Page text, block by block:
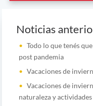
Noticias
Todo lo que tenés
post pandemia
Vacaciones de
Vacaciones de
naturaleza y